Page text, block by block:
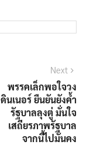
Next
พรรคเล็กพอใจวง
ดินเนอร์ ยืนยันยังค้ำ
รัฐบาลลุงตู่ มั่นใจ
เสถียรภาพรัฐบาล
จากนี้ไปมั่นคง